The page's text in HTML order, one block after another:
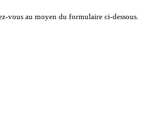
vous au moyen du formulaire ci-dessous.